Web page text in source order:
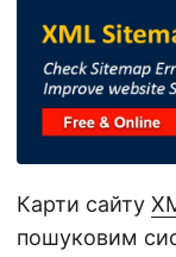
Карти сайту
пошуковим